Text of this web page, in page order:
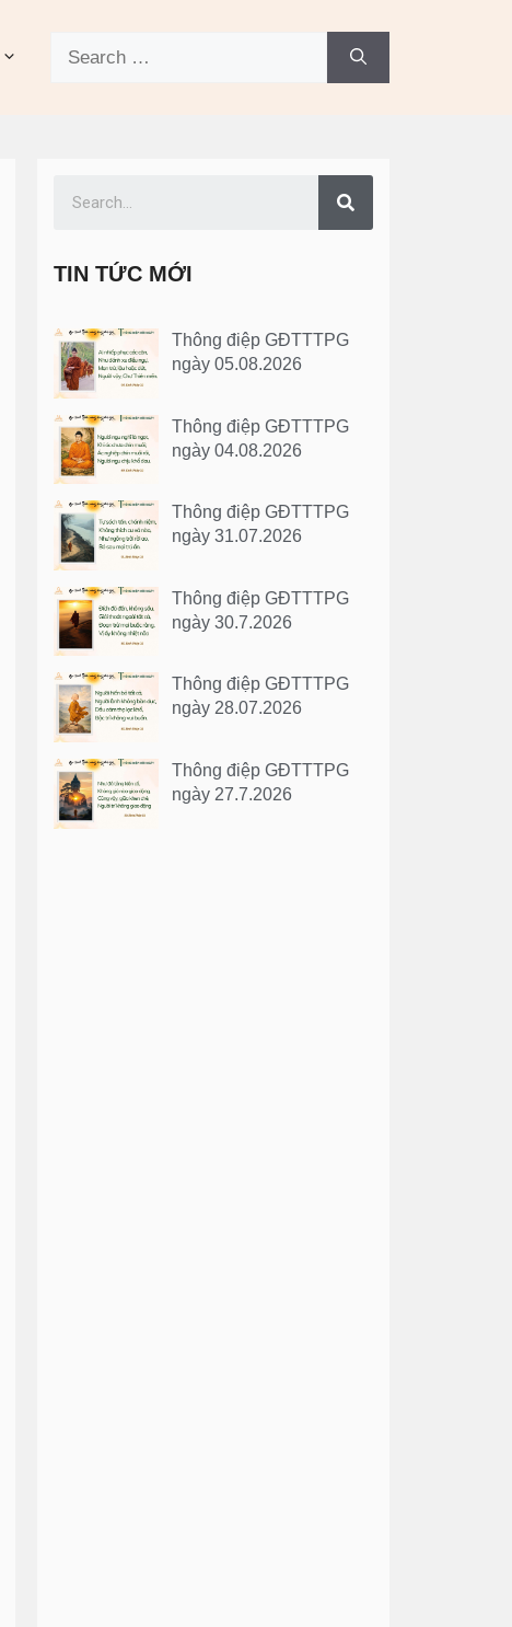
TIN TỨC MỚI
Thông điệp GĐTTTPG
ngày 05.08.2026
Thông điệp GĐTTTPG
ngày 04.08.2026
Thông điệp GĐTTTPG
ngày 31.07.2026
Thông điệp GĐTTTPG
ngày 30.7.2026
Thông điệp GĐTTTPG
ngày 28.07.2026
Thông điệp GĐTTTPG
ngày 27.7.2026